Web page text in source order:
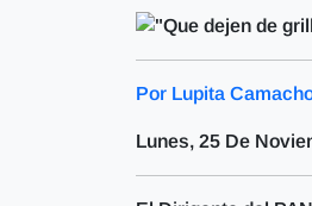
Por Lupita
Lunes, 25 De